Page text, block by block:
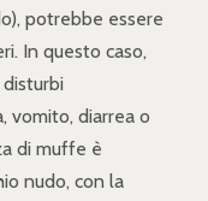
potrebbe essere
In questo caso,
vomito, diarrea o
di muffe è
nudo, con la